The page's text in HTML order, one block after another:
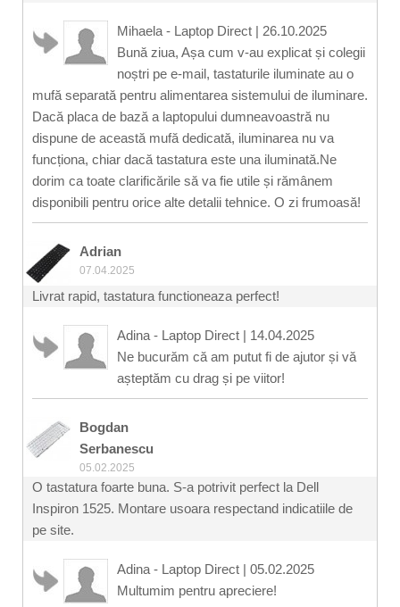
Mihaela - Laptop Direct | 26.10.2025
Bună ziua, Așa cum v-au explicat și colegii
noștri pe e-mail, tastaturile iluminate au o
mufă separată pentru alimentarea sistemului de iluminare.
Dacă placa de bază a laptopului dumneavoastră nu
dispune de această mufă dedicată, iluminarea nu va
funcționa, chiar dacă tastatura este una iluminată.Ne
dorim ca toate clarificările să va fie utile și rămânem
disponibili pentru orice alte detalii tehnice. O zi frumoasă!
Adrian
07.04.2025
Livrat rapid, tastatura functioneaza perfect!
Adina - Laptop Direct | 14.04.2025
Ne bucurăm că am putut fi de ajutor și vă
așteptăm cu drag și pe viitor!
Bogdan
Serbanescu
05.02.2025
O tastatura foarte buna. S-a potrivit perfect la Dell
Inspiron 1525. Montare usoara respectand indicatiile de
pe site.
Adina - Laptop Direct | 05.02.2025
Multumim pentru apreciere!